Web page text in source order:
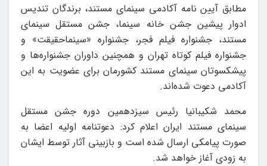
مطابق آیین نامه آکادمی سینمای مستند، برندگان تندیس
ادوار پیشین جشن خانه سینما، جشن مستقل سینمای
مستند، جشنواره فیلم فجر، جشنواره «سینماحقیقت» و
جشنواره فیلم کوتاه تهران و همچنین داوران جشنواره‌ها و
پیشکسوتان سینمای مستند کشورمان برای عضویت به این
آکادمی دعوت شده‌اند.
محمد شکیبانیا رئیس سیزدهمین دوره جشن مستقل
سینمای مستند ایران اعلام کرد: دعوتنامه اولیه اعضا به
صورت پیامکی ارسال شده است و بازبینی آثار توسط ایشان
به زودی آغاز خواهد شد.